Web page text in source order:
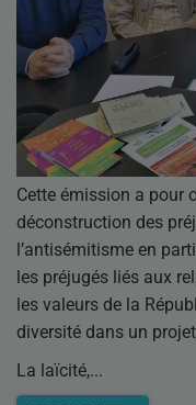
Cette émission a pour
déconstruction des
l’antisémitisme en
les préjugés liés aux
les valeurs de la
diversité dans un
La laïcité,